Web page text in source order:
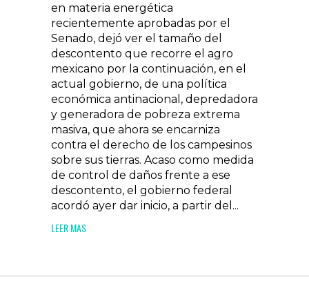
en materia energética
recientemente aprobadas por el
Senado, dejó ver el tamaño del
descontento que recorre el agro
mexicano por la continuación, en el
actual gobierno, de una política
económica antinacional, depredadora
y generadora de pobreza extrema
masiva, que ahora se encarniza
contra el derecho de los campesinos
sobre sus tierras. Acaso como medida
de control de daños frente a ese
descontento, el gobierno federal
acordó ayer dar inicio, a partir del...
LEER MAS